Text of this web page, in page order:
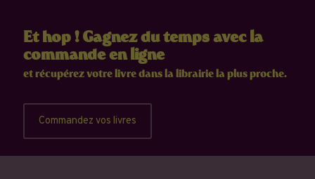
Et hop ! Gagnez du temps avec la
commande en ligne
et récupérez votre livre dans la librairie la plus proche.
Commandez vos livres